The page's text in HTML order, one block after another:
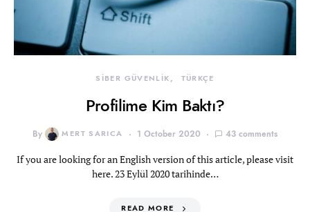
SİBER GÜVENLİK TÜRKÇE
Profilime Kim Baktı?
By MERT SARICA 1 October 2020 43 comments
If you are looking for an English version of this article, please visit
here. 23 Eylül 2020 tarihinde…
READ MORE